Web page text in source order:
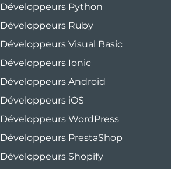
Développeurs Python
Développeurs Ruby
Développeurs Visual Basic
Développeurs Ionic
Développeurs Android
Développeurs iOS
Développeurs WordPress
Développeurs PrestaShop
Développeurs Shopify